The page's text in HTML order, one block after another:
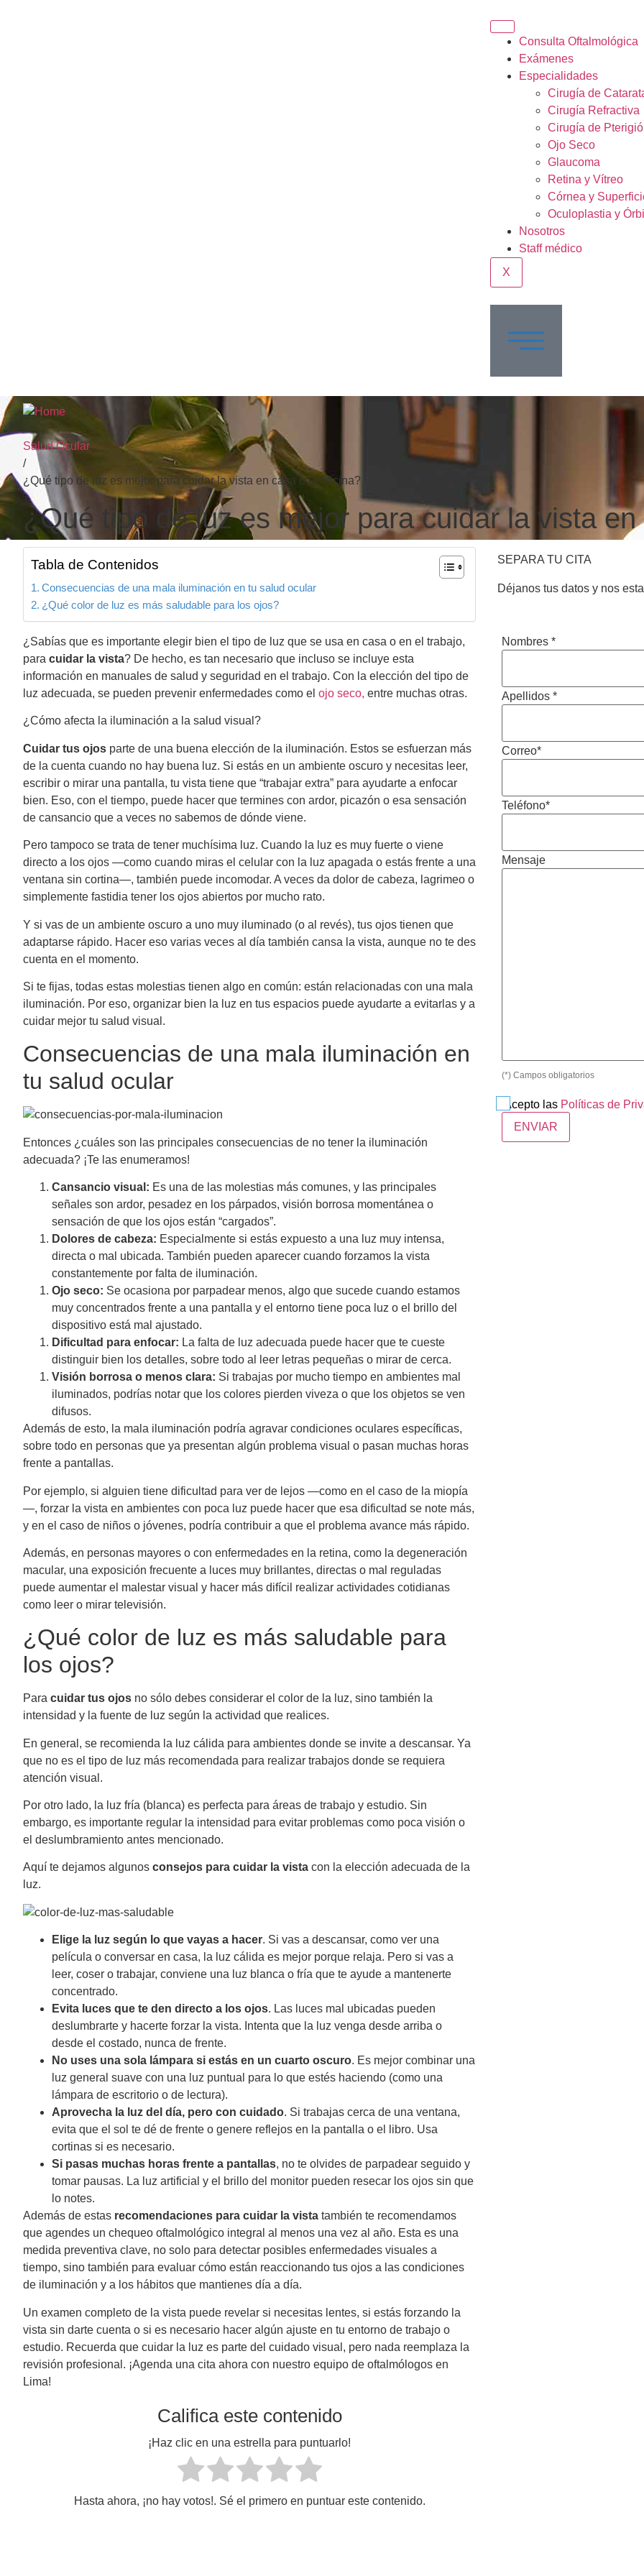
Consulta Oftalmológica
Exámenes
Especialidades
Cirugía de
Cirugía Refractiva
Cirugía de
Ojo Seco
Glaucoma
Retina y Vítreo
Córnea y
Oculoplastia y
Nosotros
Staff médico
X
/
Salud Ocular
/
¿Qué tipo de luz es mejor para cuidar la vista en casa o la oficina?
¿Qué tipo de luz es mejor para cuidar la vista
Tabla de Contenidos
Consecuencias de una mala iluminación en tu salud ocular
¿Qué color de luz es más saludable para los ojos?
¿Sabías que es importante elegir bien el tipo de luz que se usa en casa o en el trabajo,
para cuidar la vista? De hecho, es tan necesario que incluso se incluye esta
información en manuales de salud y seguridad en el trabajo. Con la elección del tipo de
luz adecuada, se pueden prevenir enfermedades como el ojo seco, entre muchas otras.
¿Cómo afecta la iluminación a la salud visual?
Cuidar tus ojos parte de una buena elección de la iluminación. Estos se esfuerzan más
de la cuenta cuando no hay buena luz. Si estás en un ambiente oscuro y necesitas leer,
escribir o mirar una pantalla, tu vista tiene que “trabajar extra” para ayudarte a enfocar
bien. Eso, con el tiempo, puede hacer que termines con ardor, picazón o esa sensación
de cansancio que a veces no sabemos de dónde viene.
Pero tampoco se trata de tener muchísima luz. Cuando la luz es muy fuerte o viene
directo a los ojos —como cuando miras el celular con la luz apagada o estás frente a una
ventana sin cortina—, también puede incomodar. A veces da dolor de cabeza, lagrimeo o
simplemente fastidia tener los ojos abiertos por mucho rato.
Y si vas de un ambiente oscuro a uno muy iluminado (o al revés), tus ojos tienen que
adaptarse rápido. Hacer eso varias veces al día también cansa la vista, aunque no te des
cuenta en el momento.
Si te fijas, todas estas molestias tienen algo en común: están relacionadas con una mala
iluminación. Por eso, organizar bien la luz en tus espacios puede ayudarte a evitarlas y a
cuidar mejor tu salud visual.
Consecuencias de una mala iluminación en
tu salud ocular
Entonces ¿cuáles son las principales consecuencias de no tener la iluminación
adecuada? ¡Te las enumeramos!
Cansancio visual: Es una de las molestias más comunes, y las principales
señales son ardor, pesadez en los párpados, visión borrosa momentánea o
sensación de que los ojos están “cargados”.
Dolores de cabeza: Especialmente si estás expuesto a una luz muy intensa,
directa o mal ubicada. También pueden aparecer cuando forzamos la vista
constantemente por falta de iluminación.
Ojo seco: Se ocasiona por parpadear menos, algo que sucede cuando estamos
muy concentrados frente a una pantalla y el entorno tiene poca luz o el brillo del
dispositivo está mal ajustado.
Dificultad para enfocar: La falta de luz adecuada puede hacer que te cueste
distinguir bien los detalles, sobre todo al leer letras pequeñas o mirar de cerca.
Visión borrosa o menos clara: Si trabajas por mucho tiempo en ambientes mal
iluminados, podrías notar que los colores pierden viveza o que los objetos se ven
difusos.
Además de esto, la mala iluminación podría agravar condiciones oculares específicas,
sobre todo en personas que ya presentan algún problema visual o pasan muchas horas
frente a pantallas.
Por ejemplo, si alguien tiene dificultad para ver de lejos —como en el caso de la miopía
—, forzar la vista en ambientes con poca luz puede hacer que esa dificultad se note más,
y en el caso de niños o jóvenes, podría contribuir a que el problema avance más rápido.
Además, en personas mayores o con enfermedades en la retina, como la degeneración
macular, una exposición frecuente a luces muy brillantes, directas o mal reguladas
puede aumentar el malestar visual y hacer más difícil realizar actividades cotidianas
como leer o mirar televisión.
¿Qué color de luz es más saludable para
los ojos?
Para cuidar tus ojos no sólo debes considerar el color de la luz, sino también la
intensidad y la fuente de luz según la actividad que realices.
En general, se recomienda la luz cálida para ambientes donde se invite a descansar. Ya
que no es el tipo de luz más recomendada para realizar trabajos donde se requiera
atención visual.
Por otro lado, la luz fría (blanca) es perfecta para áreas de trabajo y estudio. Sin
embargo, es importante regular la intensidad para evitar problemas como poca visión o
el deslumbramiento antes mencionado.
Aquí te dejamos algunos consejos para cuidar la vista con la elección adecuada de la
luz.
Elige la luz según lo que vayas a hacer. Si vas a descansar, como ver una
película o conversar en casa, la luz cálida es mejor porque relaja. Pero si vas a
leer, coser o trabajar, conviene una luz blanca o fría que te ayude a mantenerte
concentrado.
Evita luces que te den directo a los ojos. Las luces mal ubicadas pueden
deslumbrarte y hacerte forzar la vista. Intenta que la luz venga desde arriba o
desde el costado, nunca de frente.
No uses una sola lámpara si estás en un cuarto oscuro. Es mejor combinar una
luz general suave con una luz puntual para lo que estés haciendo (como una
lámpara de escritorio o de lectura).
Aprovecha la luz del día, pero con cuidado. Si trabajas cerca de una ventana,
evita que el sol te dé de frente o genere reflejos en la pantalla o el libro. Usa
cortinas si es necesario.
Si pasas muchas horas frente a pantallas, no te olvides de parpadear seguido y
tomar pausas. La luz artificial y el brillo del monitor pueden resecar los ojos sin que
lo notes.
Además de estas recomendaciones para cuidar la vista también te recomendamos
que agendes un chequeo oftalmológico integral al menos una vez al año. Esta es una
medida preventiva clave, no solo para detectar posibles enfermedades visuales a
tiempo, sino también para evaluar cómo están reaccionando tus ojos a las condiciones
de iluminación y a los hábitos que mantienes día a día.
Un examen completo de la vista puede revelar si necesitas lentes, si estás forzando la
vista sin darte cuenta o si es necesario hacer algún ajuste en tu entorno de trabajo o
estudio. Recuerda que cuidar la luz es parte del cuidado visual, pero nada reemplaza la
revisión profesional. ¡Agenda una cita ahora con nuestro equipo de oftalmólogos en
Lima!
Califica este contenido
¡Haz clic en una estrella para puntuarlo!
Hasta ahora, ¡no hay votos!. Sé el primero en puntuar este contenido.
SEPARA TU CITA
Déjanos tus datos y nos
Nombres *
Apellidos *
Correo*
Teléfono*
Mensaje
(*) Campos obligatorios
Acepto las Políticas de